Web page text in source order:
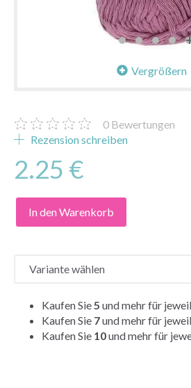
Vergrößern
0 Bewertungen
Rezension schreiben
2.25 €
In den Warenkorb
Kaufen Sie 5 und mehr für
Kaufen Sie 7und mehr für
Kaufen Sie 10und mehr für